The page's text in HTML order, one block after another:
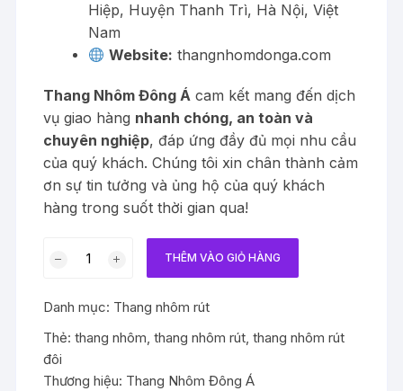
Hiệp, Huyện Thanh Trì, Hà Nội, Việt
Nam
Website: thangnhomdonga.com
Thang Nhôm Đông Á cam kết mang đến dịch
vụ giao hàng nhanh chóng, an toàn và
chuyên nghiệp, đáp ứng đầy đủ mọi nhu cầu
của quý khách. Chúng tôi xin chân thành cảm
ơn sự tin tưởng và ủng hộ của quý khách
hàng trong suốt thời gian qua!
đôi
5.6m
chữ
A
THÊM VÀO GIỎ HÀNG
Danh mục: Thang nhôm rút
Thẻ:thang nhôm,thang nhôm rút,thang nhôm rút
đôi
Thương hiệu: Thang Nhôm Đông Á